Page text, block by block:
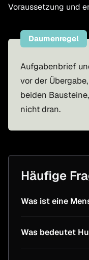
Voraussetzung und
Daumenregel
Aufgabenbrief
vor der
beiden
nicht dran.
Häufige
Was ist eine
Was bedeutet